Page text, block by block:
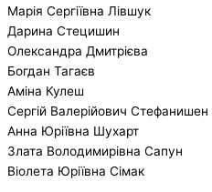
Марія Сергіївна Лівшук
Дарина Стецишин
Олександра Дмитрієва
Богдан Тагаєв
Аміна Кулеш
Сергій Валерійович Стефанишен
Анна Юріївна Шухарт
Злата Володимирівна Сапун
Віолета Юріївна Сімак